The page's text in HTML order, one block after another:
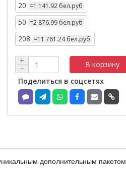
20 =1 141.92 бел.руб
50 =2 876.99 бел.руб
208 =11 761.24 бел.руб
+
−
В корзину
Поделиться в соцсетях
дополнительным пакетом